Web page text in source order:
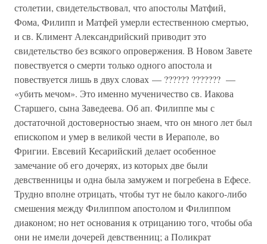
столетии, свидетельствовал, что апостолы Матфий,
Фома, Филипп и Матфей умерли естественною смертью,
и св. Климент Александрийский приводит это
свидетельство без всякого опровержения. В Новом Завете
повествуется о смерти только одного апостола и
повествуется лишь в двух словах — ?????? ??????? —
«убить мечом». Это именно мученичество св. Иакова
Старшего, сына Заведеева. Об ап. Филиппе мы с
достаточной достоверностью знаем, что он много лет был
епископом и умер в великой чести в Иераполе, во
Фригии. Евсевий Кесарийский делает особенное
замечание об его дочерях, из которых две были
девственницы и одна была замужем и погребена в Ефесе.
Трудно вполне отрицать, чтобы тут не было какого-либо
смешения между Филиппом апостолом и Филиппом
диаконом; но нет основания к отрицанию того, чтобы оба
они не имели дочерей девственниц; а Поликрат